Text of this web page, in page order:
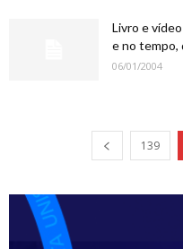
Livro e
e no tempo,
06/01/2004
139